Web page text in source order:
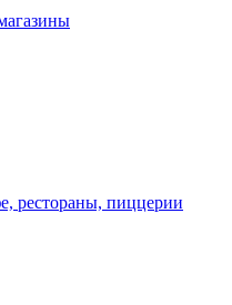
рестораны, пиццерии